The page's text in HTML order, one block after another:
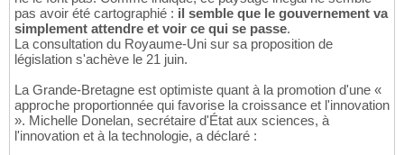
pas avoir été cartographié : il semble que le gouvernement va
simplement attendre et voir ce qui se passe.
La consultation du Royaume-Uni sur sa proposition de
législation s'achève le 21 juin.
La Grande-Bretagne est optimiste quant à la promotion d'une «
approche proportionnée qui favorise la croissance et l'innovation
». Michelle Donelan, secrétaire d'État aux sciences, à
l'innovation et à la technologie, a déclaré :